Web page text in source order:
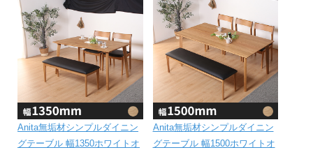
Anita無垢材シンプルダイニン
グテーブル 幅1350ホワイトオ
Anita無垢材シンプルダイニン
グテーブル 幅1500ホワイトオ